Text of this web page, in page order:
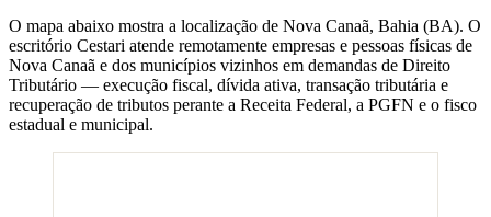
O mapa abaixo mostra a localização de Nova Canaã, Bahia (BA). O
escritório Cestari atende remotamente empresas e pessoas físicas de
Nova Canaã e dos municípios vizinhos em demandas de Direito
Tributário — execução fiscal, dívida ativa, transação tributária e
recuperação de tributos perante a Receita Federal, a PGFN e o fisco
estadual e municipal.